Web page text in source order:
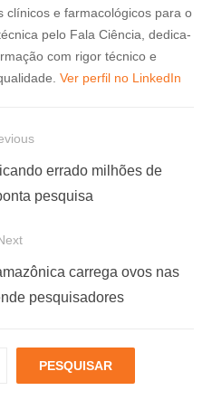
clínicos e farmacológicos para o
pelo Fala Ciência, dedica-
com rigor técnico e
Ver perfil no LinkedIn
errado milhões de
pesquisa
carrega ovos nas
pesquisadores
PESQUISAR